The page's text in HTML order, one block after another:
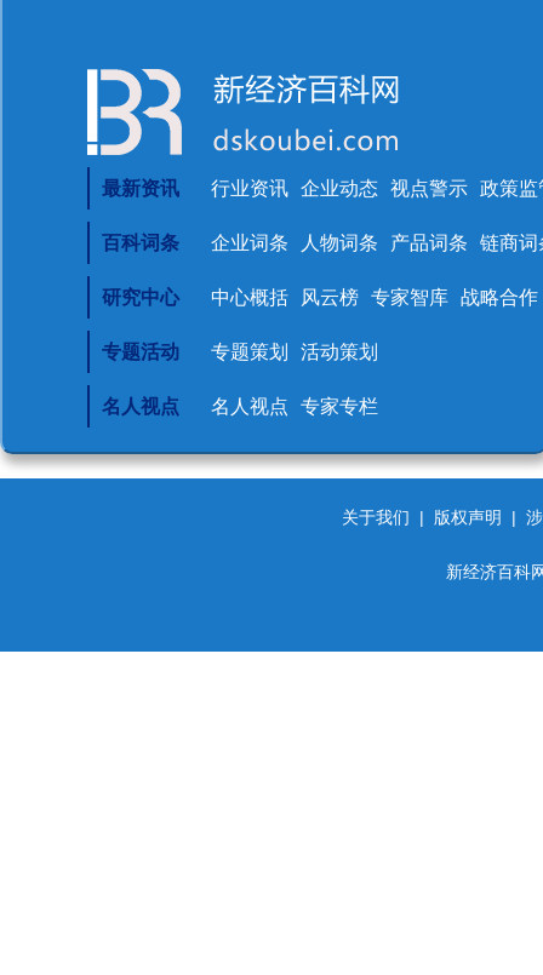
最新资讯 行业资讯 企业动态 视点警示 政策监
百科词条 企业词条 人物词条 产品词条 链商词
研究中心 中心概括 风云榜 专家智库 战略合作
专题活动 专题策划 活动策划
名人视点 名人视点 专家专栏
关于我们 | 版权声明 |
新经济百科